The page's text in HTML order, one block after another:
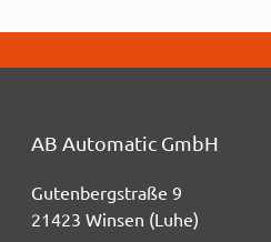
AB Automatic GmbH
Gutenbergstraße 9
21423 Winsen (Luhe)